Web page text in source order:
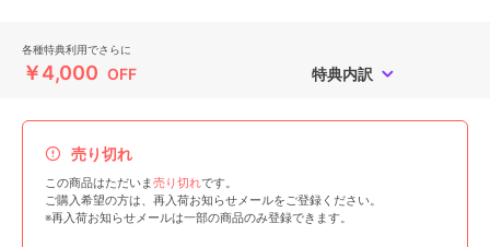
各種特典利用でさらに
￥4,000 OFF 特典内訳
売り切れ
この商品はただいま売り切れです。
ご購入希望の方は、再入荷お知らせメールをご登録ください。
※再入荷お知らせメールは一部の商品のみ登録できます。